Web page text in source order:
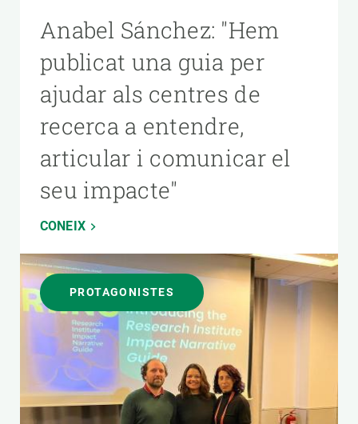
Anabel Sánchez: "Hem
publicat una guia per
ajudar als centres de
recerca a entendre,
articular i comunicar el
seu impacte"
CONEIX
PROTAGONISTES